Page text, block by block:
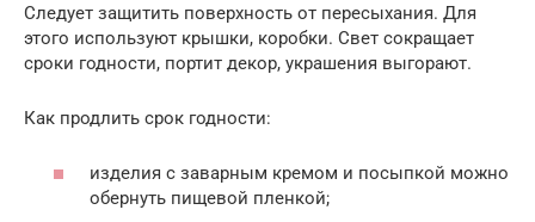
Следует защитить поверхность от пересыхания. Для
этого используют крышки, коробки. Свет сокращает
сроки годности, портит декор, украшения выгорают.
Как продлить срок годности:
изделия с заварным кремом и посыпкой можно
обернуть пищевой пленкой;